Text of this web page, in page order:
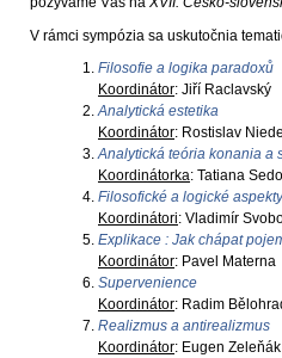
V rámci sympózia sa uskutočnia
Filosofie a logika paradoxů
Koordinátor: Jiří Raclavský
Analytická estetika
Koordinátor: Rostislav
Analytická teória konania a
Koordinátorka: Tatiana
Filosofické a logické
Koordinátori: Vladimír
Explikace : Jak chápat
Koordinátor: Pavel Materna
Supervenience
Koordinátor: Radim
Realizmus a antirealizmus
Koordinátor: Eugen Zeleňák